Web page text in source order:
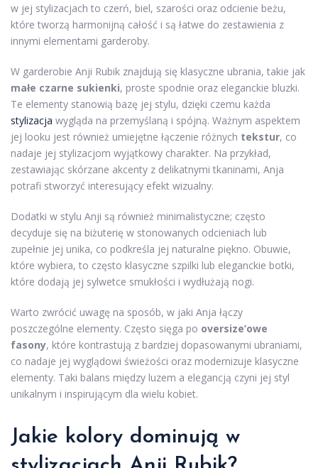
w jej stylizacjach to czerń, biel, szarości oraz odcienie beżu,
które tworzą harmonijną całość i są łatwe do zestawienia z
innymi elementami garderoby.
W garderobie Anji Rubik znajdują się klasyczne ubrania, takie jak
małe czarne sukienki, proste spodnie oraz eleganckie bluzki.
Te elementy stanowią bazę jej stylu, dzięki czemu każda
stylizacja wygląda na przemyślaną i spójną. Ważnym aspektem
jej looku jest również umiejętne łączenie różnych tekstur, co
nadaje jej stylizacjom wyjątkowy charakter. Na przykład,
zestawiając skórzane akcenty z delikatnymi tkaninami, Anja
potrafi stworzyć interesujący efekt wizualny.
Dodatki w stylu Anji są również minimalistyczne; często
decyduje się na biżuterię w stonowanych odcieniach lub
zupełnie jej unika, co podkreśla jej naturalne piękno. Obuwie,
które wybiera, to często klasyczne szpilki lub eleganckie botki,
które dodają jej sylwetce smukłości i wydłużają nogi.
Warto zwrócić uwagę na sposób, w jaki Anja łączy
poszczególne elementy. Często sięga po oversize’owe
fasony, które kontrastują z bardziej dopasowanymi ubraniami,
co nadaje jej wyglądowi świeżości oraz modernizuje klasyczne
elementy. Taki balans między luzem a elegancją czyni jej styl
unikalnym i inspirującym dla wielu kobiet.
Jakie kolory dominują w